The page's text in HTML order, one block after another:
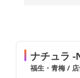
ナチュラ -
福生・青梅 /